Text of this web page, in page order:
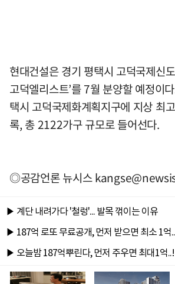
현대건설은 경기 평택시 고덕국제신
고덕엘리스트’를 7월 분양할 예정이
택시 고덕국제화계획지구에 지상 최
록, 총 2122가구 규모로 들어선다.
◎공감언론 뉴시스